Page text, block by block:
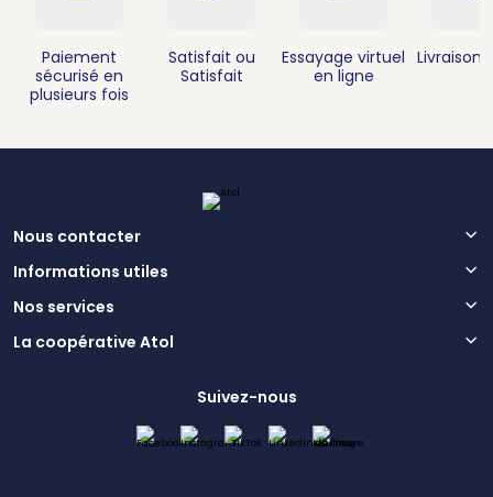
Paiement
sécurisé en
plusieurs fois
Satisfait ou
Satisfait
Essayage virtuel
en ligne
Livraison
Nous contacter
Informations utiles
Nos services
La coopérative Atol
Suivez-nous